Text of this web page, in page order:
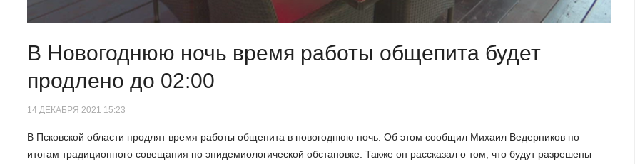
В Новогоднюю ночь время работы общепита будет
продлено до 02:00
14 ДЕКАБРЯ 2021 15:23
В Псковской области продлят время работы общепита в новогоднюю ночь. Об этом сообщил Михаил Ведерников по
итогам традиционного совещания по эпидемиологической обстановке. Также он рассказал о том, что будут разрешены